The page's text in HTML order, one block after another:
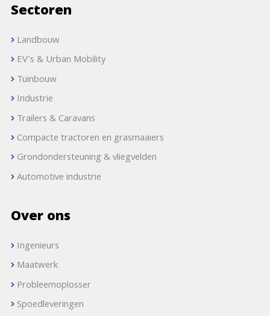
Sectoren
Landbouw
EV's & Urban Mobility
Tuinbouw
Industrie
Trailers & Caravans
Compacte tractoren en grasmaaiers
Grondondersteuning & vliegvelden
Automotive industrie
Over ons
Ingenieurs
Maatwerk
Probleemoplosser
Spoedleveringen